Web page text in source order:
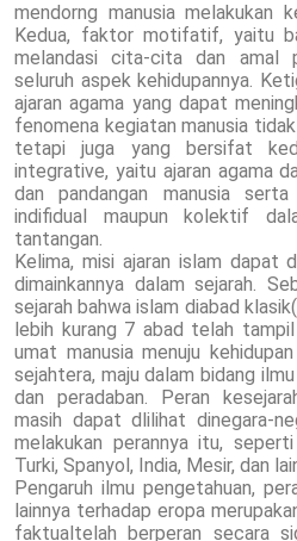
mendorng manusia melakukan
Kedua, faktor motifatif, yaitu
melandasi cita-cita dan amal
seluruh aspek kehidupannya.
ajaran agama yang dapat
fenomena kegiatan manusia
tetapi juga yang bersifat
integrative, yaitu ajaran agama
dan pandangan manusia
indifidual maupun kolektif
tantangan.
Kelima, misi ajaran islam dapat
dimainkannya dalam sejarah.
sejarah bahwa islam diabad
lebih kurang 7 abad telah
umat manusia menuju
sejahtera, maju dalam bidang
dan peradaban. Peran
masih dapat dlilihat dinegara-
melakukan perannya itu,
Turki, Spanyol, India, Mesir, dan
Pengaruh ilmu pengetahuan,
lainnya terhadap eropa
faktualtelah berperan secara